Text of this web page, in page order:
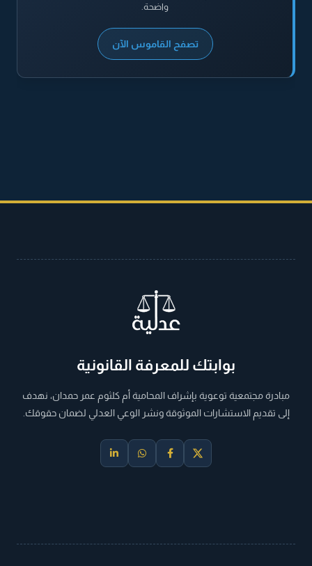
واضحة.
تصفح القاموس الآن
بوابتك للمعرفة القانونية
مبادرة مجتمعية توعوية بإشراف المحامية أم كلثوم عمر حمدان، نهدف
إلى تقديم الاستشارات الموثوقة ونشر الوعي العدلي لضمان حقوقك.